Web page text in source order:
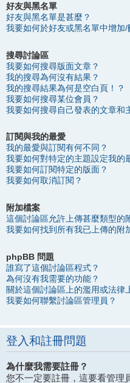
好友與黑名單
好友與黑名單是甚麼？
我要如何於好友或黑名單中增加/
搜尋討論區
我要如何搜尋版面文章？
我的搜尋為何沒有結果？
我的搜尋結果為何是空白頁！？
我要如何搜尋某位會員？
我要如何搜尋自己發表的文章和
訂閱與我的最愛
我的最愛與訂閱有何不同？
我要如何對特定的主題設定我的
我要如何訂閱特定的版面？
我要如何取消訂閱？
附加檔案
這個討論區允許上傳甚麼類型的
我要如何找到所有我已上傳的附
phpBB 問題
誰寫了這個討論區程式？
為何沒有我需要的功能？
關於這個討論區上的濫用或法律
我要如何聯繫討論區管理員？
登入和註冊問題
為什麼我需要註冊？
您不一定要註冊，這要看管理